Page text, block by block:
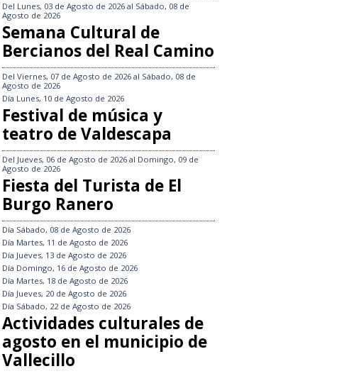
Del Lunes, 03 de Agosto de 2026 al Sábado, 08 de
Agosto de 2026
Semana Cultural de
Bercianos del Real Camino
Del Viernes, 07 de Agosto de 2026 al Sábado, 08 de
Agosto de 2026
Día Lunes, 10 de Agosto de 2026
Festival de música y
teatro de Valdescapa
Del Jueves, 06 de Agosto de 2026 al Domingo, 09 de
Agosto de 2026
Fiesta del Turista de El
Burgo Ranero
Día Sábado, 08 de Agosto de 2026
Día Martes, 11 de Agosto de 2026
Día Jueves, 13 de Agosto de 2026
Día Domingo, 16 de Agosto de 2026
Día Martes, 18 de Agosto de 2026
Día Jueves, 20 de Agosto de 2026
Día Sábado, 22 de Agosto de 2026
Actividades culturales de
agosto en el municipio de
Vallecillo